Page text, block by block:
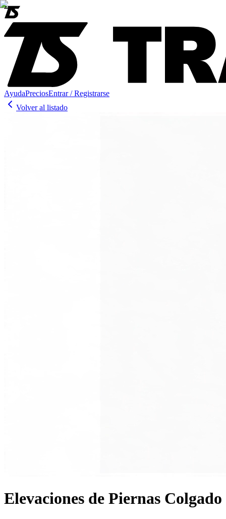
AyudaPreciosEntrar / Registrarse
Volver al listado
Elevaciones de Piernas Colgado